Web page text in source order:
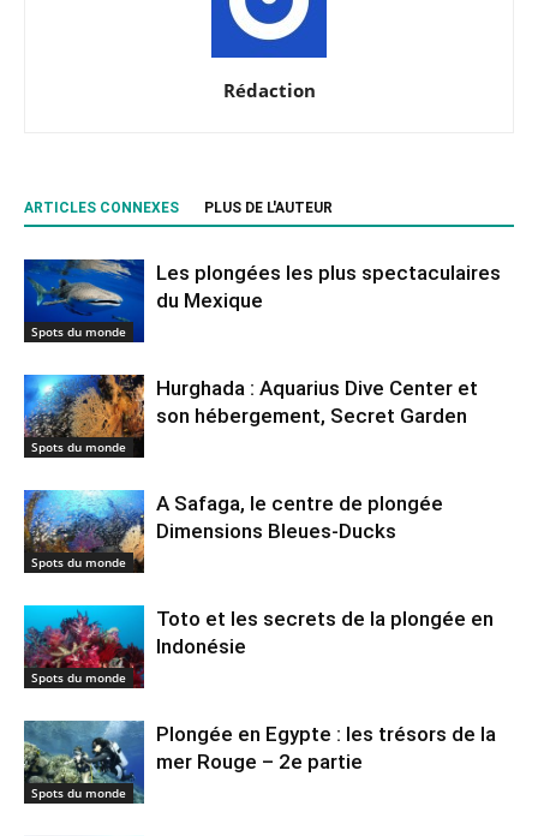
Rédaction
ARTICLES CONNEXES PLUS DE L'AUTEUR
Spots du monde
Les plongées les plus spectaculaires
du Mexique
Spots du monde
Hurghada : Aquarius Dive Center et
son hébergement, Secret Garden
Spots du monde
A Safaga, le centre de plongée
Dimensions Bleues-Ducks
Spots du monde
Toto et les secrets de la plongée en
Indonésie
Spots du monde
Plongée en Egypte : les trésors de la
mer Rouge – 2e partie